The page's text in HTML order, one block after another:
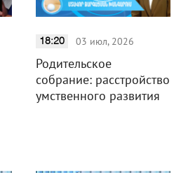
18:20 03 июл, 2026
Родительское
собрание: расстройство
умственного развития